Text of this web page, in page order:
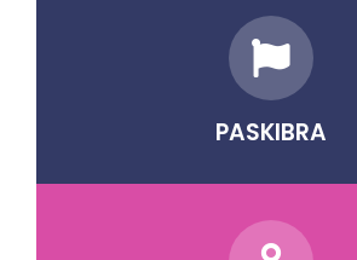
PASKIBRA